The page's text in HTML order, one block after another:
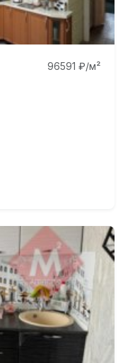
96591 ₽/м²